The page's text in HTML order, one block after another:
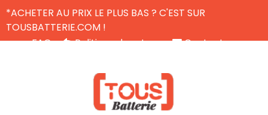
*ACHETER AU PRIX LE PLUS BAS ? C'EST SUR
TOUSBATTERIE.COM !
FAQ
Politique de retour
Contactez-nous